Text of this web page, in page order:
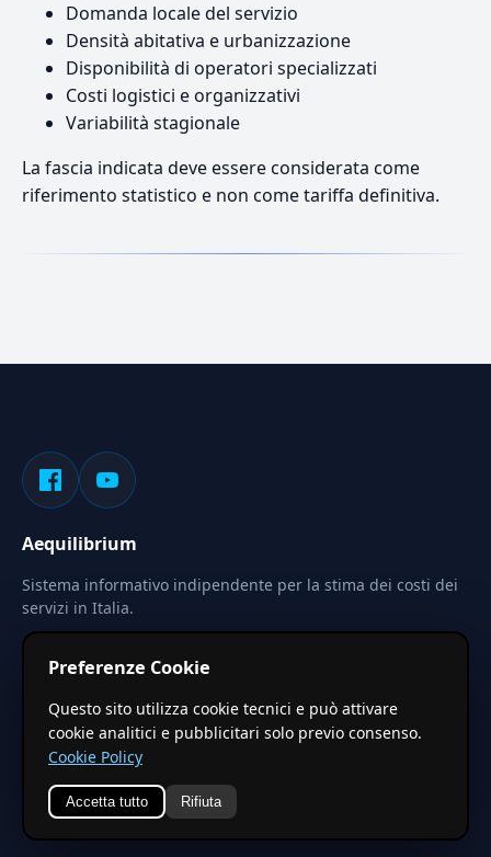
Domanda locale del servizio
Densità abitativa e urbanizzazione
Disponibilità di operatori specializzati
Costi logistici e organizzativi
Variabilità stagionale
La fascia indicata deve essere considerata come
riferimento statistico e non come tariffa definitiva.
Aequilibrium
Sistema informativo indipendente per la stima dei costi dei
servizi in Italia.
Le stime pubblicate sono calcolate tramite coefficienti
territoriali regionali applicati a valori base nazionali. Non
costituiscono preventivo ufficiale.
© 2026 Aequilibrium — Un progetto di vxd.mobi
Preferenze Cookie
Questo sito utilizza cookie tecnici e può attivare
cookie analitici e pubblicitari solo previo consenso.
Cookie Policy
Accetta tutto Rifiuta